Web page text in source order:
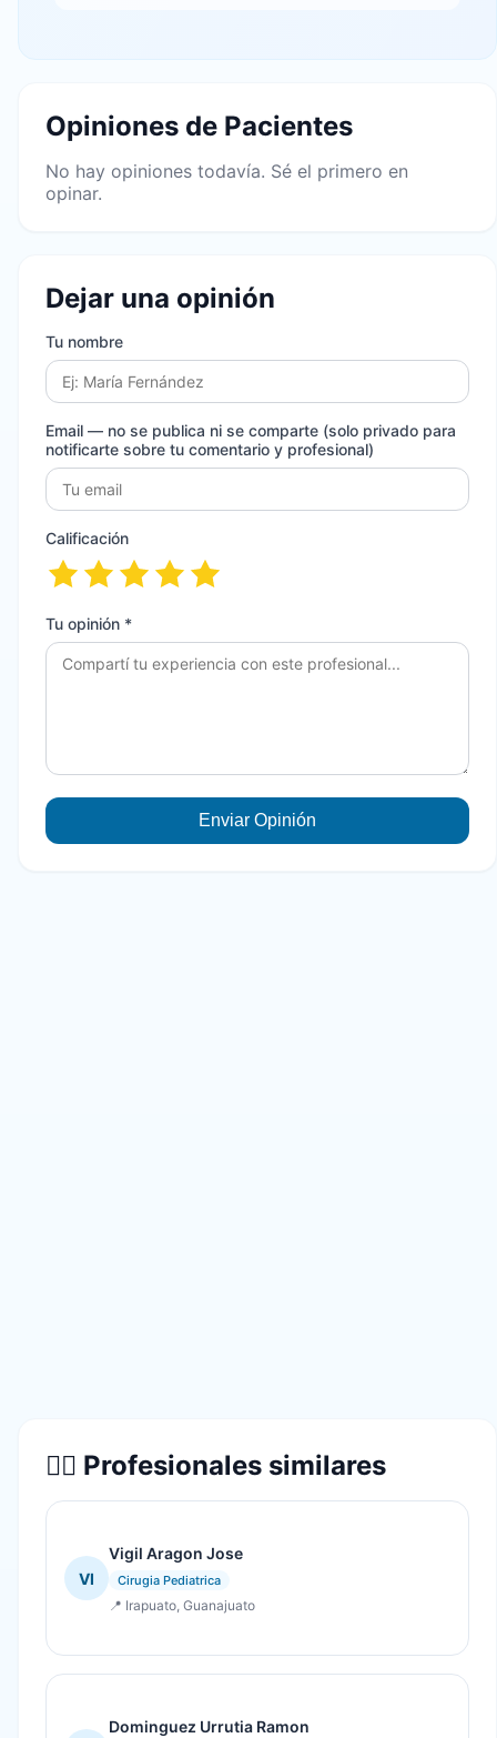
Opiniones de Pacientes
No hay opiniones todavía. Sé el primero en
opinar.
Dejar una opinión
Tu nombre
Email — no se publica ni se comparte (solo privado para
notificarte sobre tu comentario y profesional)
Calificación
Tu opinión *
Enviar Opinión
👨‍⚕️ Profesionales similares
VI
Vigil Aragon Jose
Cirugia Pediatrica
📍 Irapuato, Guanajuato
Dominguez Urrutia Ramon